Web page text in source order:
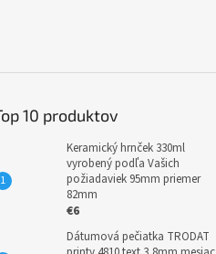
10 produktov
Keramický hrnček 330ml
vyrobený podľa Vašich
požiadaviek 95mm priemer
82mm
€6
Dátumová pečiatka TRODAT